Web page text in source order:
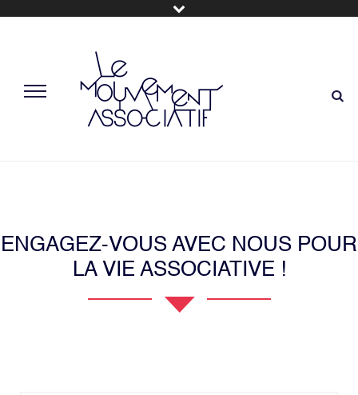
ENGAGEZ-VOUS AVEC NOUS POUR
LA VIE ASSOCIATIVE !